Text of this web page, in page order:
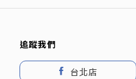
追蹤我們
台北店